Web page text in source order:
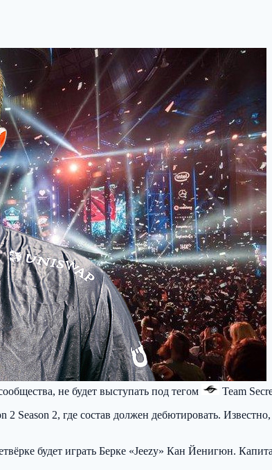
не будет выступать под тегом Team
Season 2, где состав должен дебютировать.
будет играть Берке «Jeezy» Кан Йенигюн.